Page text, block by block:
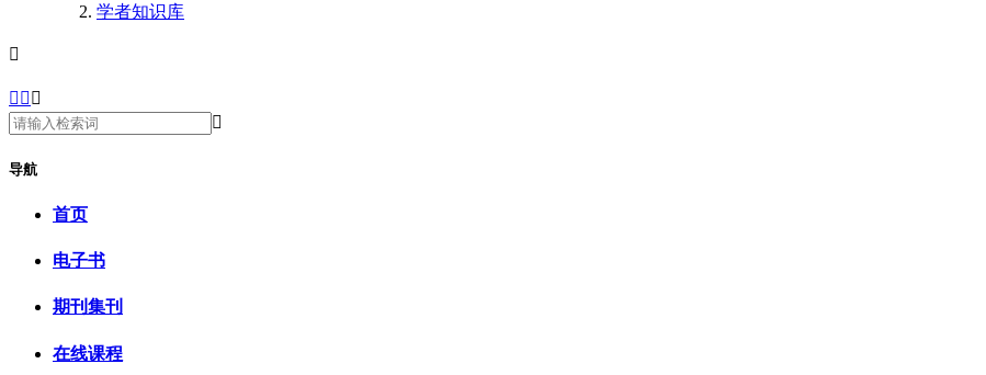
学者知识库

  

导航
首页
电子书
期刊集刊
在线课程